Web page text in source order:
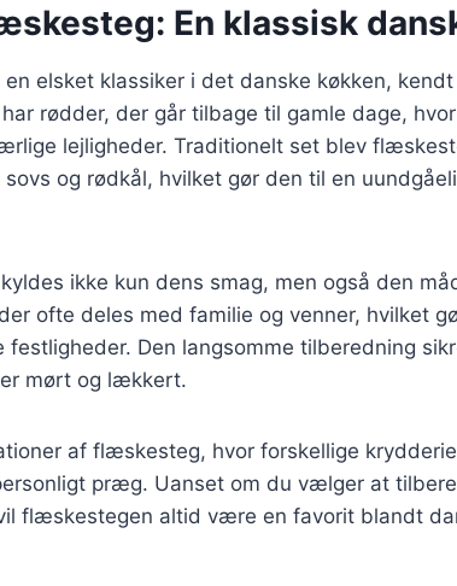
En klassisk
elsket klassiker i det danske køkken,
rødder, der går tilbage til gamle dage,
lejligheder. Traditionelt set blev
og rødkål, hvilket gør den til en
ikke kun dens smag, men også den
ofte deles med familie og venner, hvilket
Den langsomme tilberedning
mørt og lækkert.
af flæskesteg, hvor forskellige
præg. Uanset om du vælger at
flæskestegen altid være en favorit blandt